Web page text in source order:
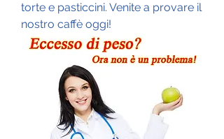
torte e pasticcini. Venite a provare il
nostro caffè oggi!